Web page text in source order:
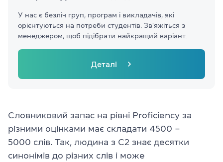
У нас є безліч груп, програм і викладачів, які
орієнтуються на потреби студентів. Зв'яжіться з
менеджером, щоб підібрати найкращий варіант.
Деталі
Словниковий запас на рівні Proficiency за
різними оцінками має складати 4500 –
5000 слів. Так, людина з C2 знає десятки
синонімів до різних слів і може